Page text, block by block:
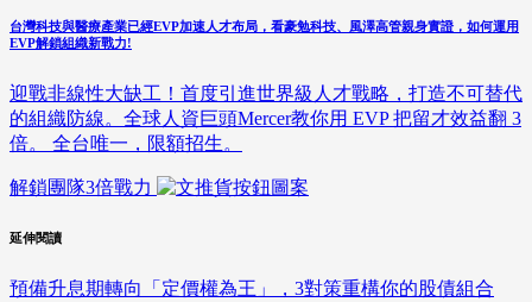
台灣科技與醫療產業已經EVP加速人才布局，看豪勉科技、風澤高管親身實證，如何運用
EVP解鎖組織新戰力!
迎戰非線性大缺工！首度引進世界級人才戰略，打造不可替代
的組織防線。全球人資巨頭Mercer教你用 EVP 把留才效益翻 3
倍。 全台唯一，限額招生。
解鎖團隊3倍戰力
延伸閱讀
預備升息期轉向「定價權為王」，3對策重構你的股債組合